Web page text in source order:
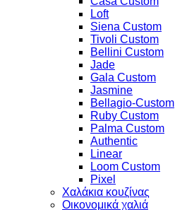
Loft
Siena Custom
Tivoli Custom
Bellini Custom
Jade
Gala Custom
Jasmine
Bellagio-Custom
Ruby Custom
Palma Custom
Authentic
Linear
Loom Custom
Pixel
Χαλάκια κουζίνας
Οικονομικά χαλιά